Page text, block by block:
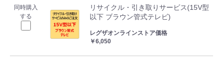
同時購入
する
リサイクル・引き取りサービス(15V型
以下 ブラウン管式テレビ)
レグザオンラインストア価格
￥6,050